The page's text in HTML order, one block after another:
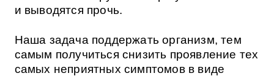
и выводятся прочь.
Наша задача поддержать организм, тем
самым получиться снизить проявление тех
самых неприятных симптомов в виде